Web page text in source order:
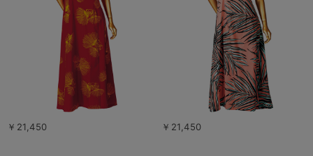
￥21,450 ￥21,450